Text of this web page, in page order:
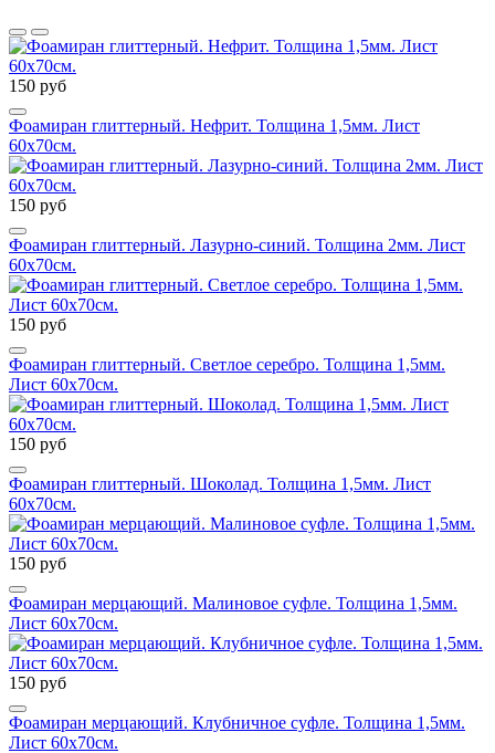
150 руб
Фоамиран глиттерный. Нефрит. Толщина 1,5мм. Лист
60х70см.
150 руб
Фоамиран глиттерный. Лазурно-синий. Толщина 2мм. Лист
60х70см.
150 руб
Фоамиран глиттерный. Светлое серебро. Толщина 1,5мм.
Лист 60х70см.
150 руб
Фоамиран глиттерный. Шоколад. Толщина 1,5мм. Лист
60х70см.
150 руб
Фоамиран мерцающий. Малиновое суфле. Толщина 1,5мм.
Лист 60х70см.
150 руб
Фоамиран мерцающий. Клубничное суфле. Толщина 1,5мм.
Лист 60х70см.